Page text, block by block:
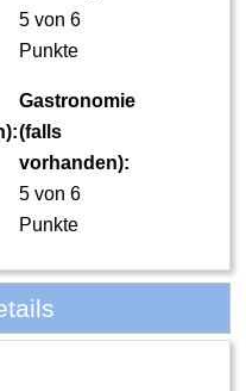
5 von 6
Punkte
Gastronomie
(falls
vorhanden):
5 von 6
Punkte